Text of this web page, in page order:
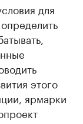
для
этого
ярмарки